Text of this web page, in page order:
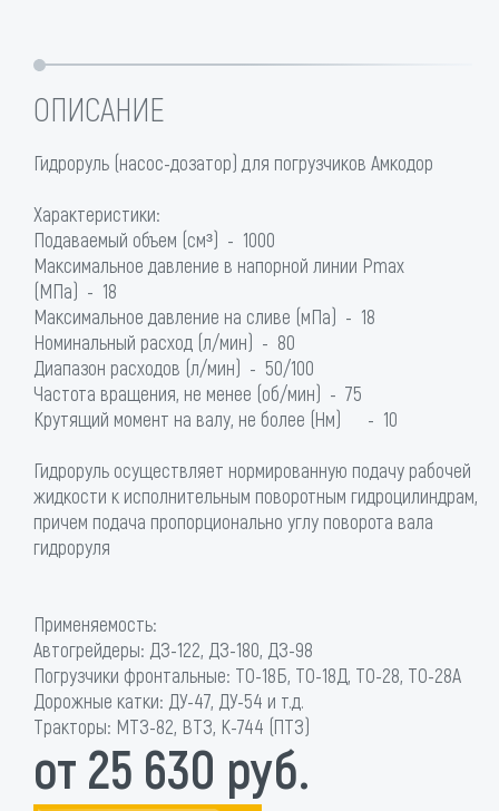
ОПИСАНИЕ
Гидроруль (насос-дозатор) для погрузчиков Амкодор
Характеристики:
Подаваемый объем (см³) - 1000
Максимальное давление в напорной линии Pmax
(МПа) - 18
Максимальное давление на сливе (мПа) - 18
Номинальный расход (л/мин) - 80
Диапазон расходов (л/мин) - 50/100
Частота вращения, не менее (об/мин) - 75
Крутящий момент на валу, не более (Нм) - 10
Гидроруль осуществляет нормированную подачу рабочей
жидкости к исполнительным поворотным гидроцилиндрам,
причем подача пропорционально углу поворота вала
гидроруля
Применяемость:
Автогрейдеры: ДЗ-122, ДЗ-180, ДЗ-98
Погрузчики фронтальные: ТО-18Б, ТО-18Д, ТО-28, ТО-28А
Дорожные катки: ДУ-47, ДУ-54 и т.д.
Тракторы: МТЗ-82, ВТЗ, К-744 (ПТЗ)
от 25 630 руб.